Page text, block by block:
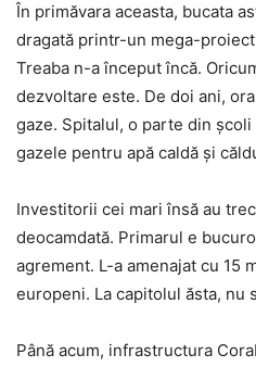
În primăvara aceasta, bucata
dragată printr-un mega-
Treaba n-a început încă.
dezvoltare este. De doi ani,
gaze. Spitalul, o parte din
gazele pentru apă caldă şi
Investitorii cei mari însă au
deocamdată. Primarul e
agrement. L-a amenajat cu 15
europeni. La capitolul ăsta, nu
Până acum, infrastructura